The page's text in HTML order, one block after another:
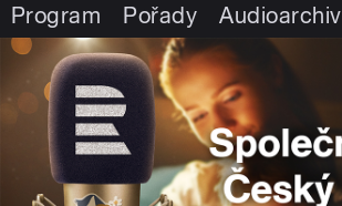
Program Pořady Audioarchiv